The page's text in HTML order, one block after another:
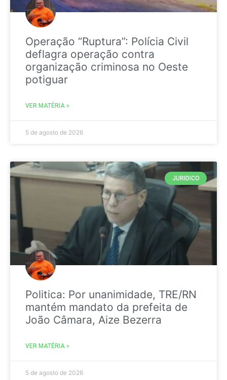
Operação “Ruptura”: Polícia Civil
deflagra operação contra
organização criminosa no Oeste
potiguar
VER MATÉRIA »
5 de agosto de 2026
JURIDICO
Politica: Por unanimidade, TRE/RN
mantém mandato da prefeita de
João Câmara, Aize Bezerra
VER MATÉRIA »
5 de agosto de 2026